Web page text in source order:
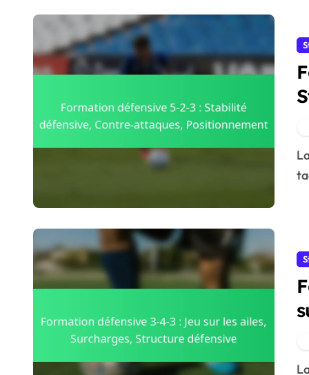
La formation défensive 5-2-3 est une approche
La formation défensive 3-4-3 est un dispositif tactique